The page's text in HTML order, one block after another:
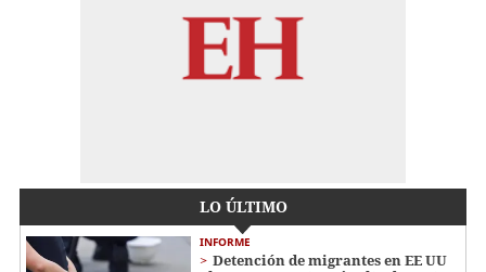
LO ÚLTIMO
INFORME
Detención de migrantes en EE UU